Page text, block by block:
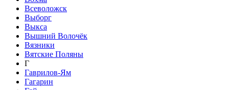
Всеволожск
Выборг
Выкса
Вышний Волочёк
Вязники
Вятские Поляны
Г
Гаврилов-Ям
Гагарин